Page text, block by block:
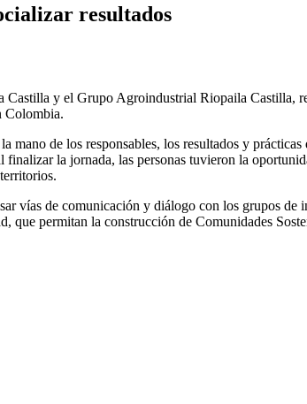
resultados
y el Grupo Agroindustrial Riopaila Castilla,
Colombia.
de los responsables, los resultados y
la jornada, las personas tuvieron la
vías de comunicación y diálogo con los grupos
que permitan la construcción de Comunidades